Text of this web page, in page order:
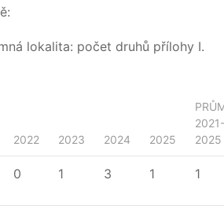
lokalita: počet druhů přílohy I.
2022 2023 2024 2025
2021-
2025
0 1 3 1 1